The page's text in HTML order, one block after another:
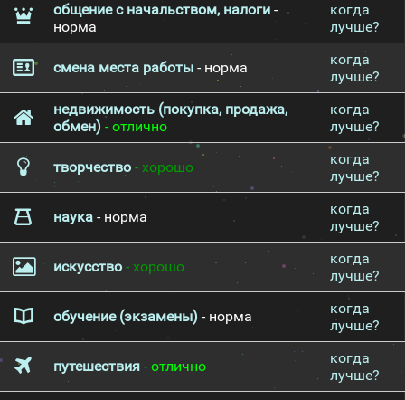
общение с начальством, налоги -
норма
когда
лучше?
смена места работы - норма
когда
лучше?
недвижимость (покупка, продажа,
обмен) - отлично
когда
лучше?
творчество - хорошо
когда
лучше?
наука - норма
когда
лучше?
искусство - хорошо
когда
лучше?
обучение (экзамены) - норма
когда
лучше?
путешествия - отлично
когда
лучше?